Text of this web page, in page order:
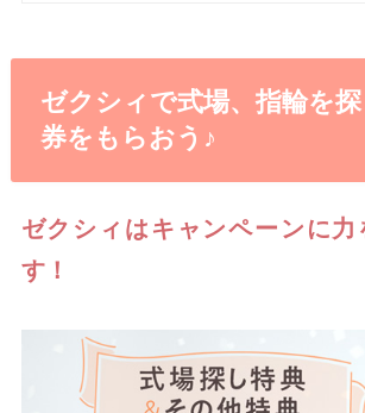
ゼクシィで式場、指輪を
券をもらおう♪
ゼクシィはキャンペーンに力
す！